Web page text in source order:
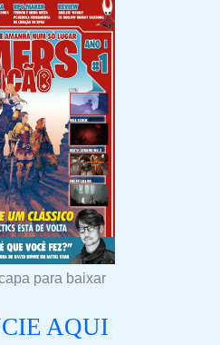
para baixar
AQUI